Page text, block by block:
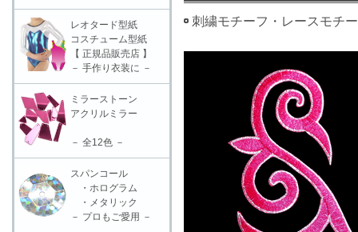
刺繍モチーフ・レースモチ
レオタード型紙
コスチューム型紙
【 正規品販売店 】
－ 手作り衣装に －
ミラーストーン
アクリルミラー
－ 全12色 －
スパンコール
・ホログラム
・メタリック
－ プロもご愛用 －